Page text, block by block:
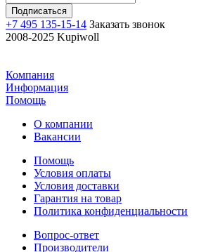
+7 495 135-15-14 Заказать звонок
2008-2025 Kupiwoll
Компания
Информация
Помощь
О компании
Вакансии
Помощь
Условия оплаты
Условия доставки
Гарантия на товар
Политика конфиденциальности
Вопрос-ответ
Производители